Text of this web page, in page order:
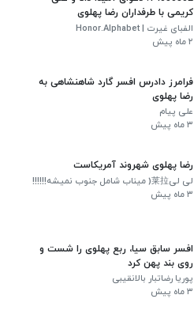
کریمی با طرفداران رضا پهلوی
الفبای غیرت | Honor.Alphabet
۲ ماه پیش
فرامرز دادرس افسر گارد شاهنشاهی به
رضا پهلوی
علی پیام
۳ ماه پیش
رضا پهلوی شهروند آمریکاست
لی لی莱拉( میناب شامل جنوب نمیشه!!!!!!
رقصشون تموم شده یاد جنوب افتادن)
۳ ماه پیش
افسر سابق سیا، ربع پهلوی را شست و
روی بند پهن کرد
پوریا رضاتبار بالانقیبی
۳ ماه پیش